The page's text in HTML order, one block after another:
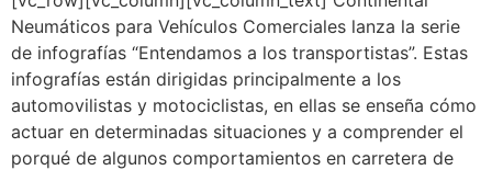
Neumáticos para Vehículos Comerciales lanza la serie
de infografías “Entendamos a los transportistas”. Estas
infografías están dirigidas principalmente a los
automovilistas y motociclistas, en ellas se enseña cómo
actuar en determinadas situaciones y a comprender el
porqué de algunos comportamientos en carretera de